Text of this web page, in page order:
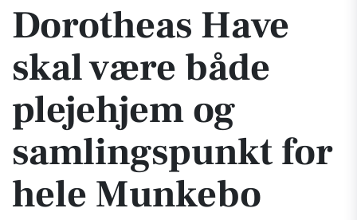
Dorotheas Have
skal være både
plejehjem og
samlingspunkt for
hele Munkebo